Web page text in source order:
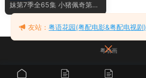
妹第7季全65集 小猪佩奇第7
季粤语版
粤动画
友站：粤语花园(粤配电影&粤配电视剧)